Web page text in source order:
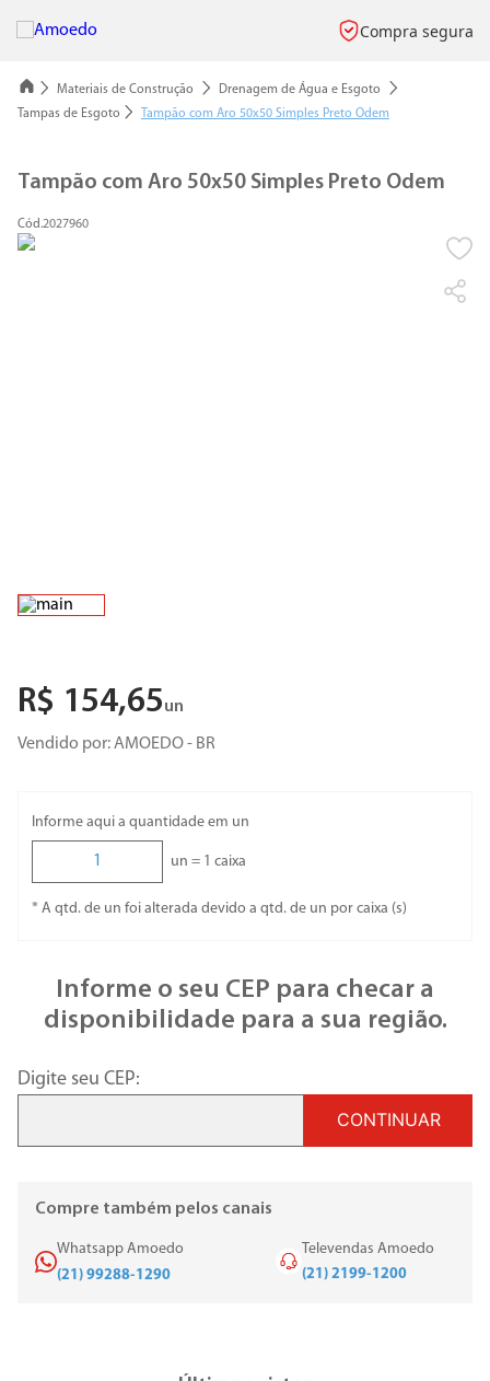
Compra segura
Materiais de Construção
Drenagem de Água e Esgoto
Tampas de Esgoto
Tampão com Aro 50x50 Simples Preto Odem
Tampão com Aro 50x50 Simples Preto Odem
2027960
R$ 154,65un
Vendido por:AMOEDO - BR
Informe aqui a quantidade em un
un = 1 caixa
* A qtd. de un foi alterada devido a qtd. de un por caixa (s)
Informe o seu CEP para checar a
disponibilidade para a sua região.
Digite seu CEP:
CONTINUAR
Compre também pelos canais
Whatsapp Amoedo
(21) 99288-1290
Televendas Amoedo
(21) 2199-1200